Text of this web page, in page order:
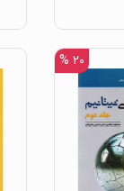
۲۰ %